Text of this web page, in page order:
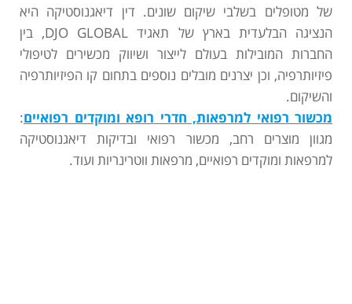
של מטופלים בשלבי שיקום שונים. דין דיאגנוסטיקה היא
הנציגה הבלעדית בארץ של תאגיד DJO GLOBAL, בין
החברות המובילות בעולם לייצור ושיווק מכשירים לטיפולי
פיזיותרפיה, וכן יצרנים מובלים נוספים בתחום קו הפיזיותרפיה
והשיקום.
מכשור רפואי למרפאות, חדרי רופא ומוקדים רפואיים:
מגוון מוצרים רחב, מכשור רפואי ובדיקות דיאגנוסטיקה
למרפאות ומוקדים רפואיים, מרפאות ווטרינריות ועוד.